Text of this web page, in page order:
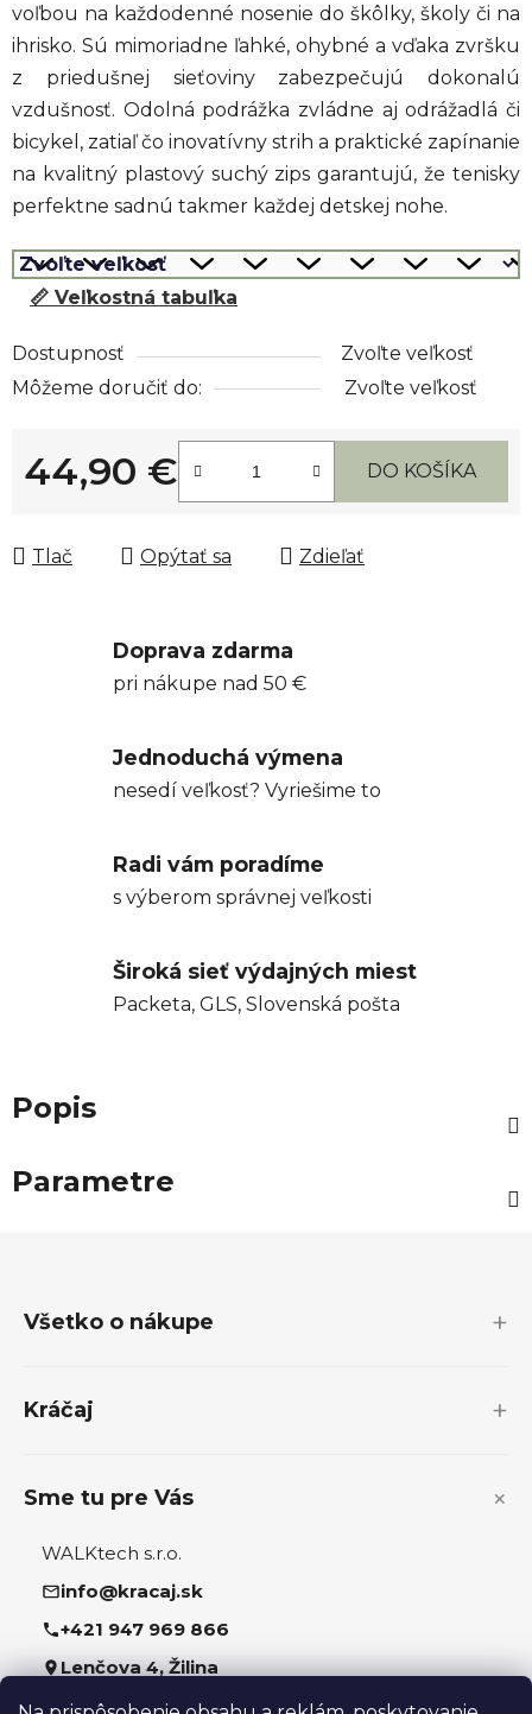
voľbou na každodenné nosenie do škôlky, školy či na
ihrisko. Sú mimoriadne ľahké, ohybné a vďaka zvršku
z priedušnej sieťoviny zabezpečujú dokonalú
vzdušnosť. Odolná podrážka zvládne aj odrážadlá či
bicykel, zatiaľ čo inovatívny strih a praktické zapínanie
na kvalitný plastový suchý zips garantujú, že tenisky
perfektne sadnú takmer každej detskej nohe.
📏 Veľkostná tabuľka
Dostupnosť
Zvoľte veľkosť
Môžeme doručiť do:
Zvoľte veľkosť
44,90 €
Jednotková cena:
DO KOŠÍKA
Tlač Opýtať sa Zdieľať
Doprava zdarma
pri nákupe nad 50 €
Jednoduchá výmena
nesedí veľkosť? Vyriešime to
Radi vám poradíme
s výberom správnej veľkosti
Široká sieť výdajných miest
Packeta, GLS, Slovenská pošta
Popis
Parametre
Všetko o nákupe
Kráčaj
Sme tu pre Vás
WALKtech s.r.o.
info@kracaj.sk
+421 947 969 866
Lenčova 4, Žilina